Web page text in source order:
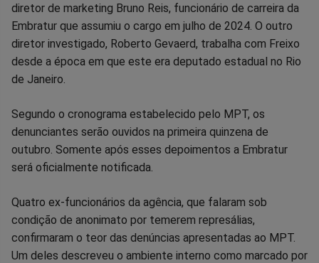
diretor de marketing Bruno Reis, funcionário de carreira da
Embratur que assumiu o cargo em julho de 2024. O outro
diretor investigado, Roberto Gevaerd, trabalha com Freixo
desde a época em que este era deputado estadual no Rio
de Janeiro.
Segundo o cronograma estabelecido pelo MPT, os
denunciantes serão ouvidos na primeira quinzena de
outubro. Somente após esses depoimentos a Embratur
será oficialmente notificada.
Quatro ex-funcionários da agência, que falaram sob
condição de anonimato por temerem represálias,
confirmaram o teor das denúncias apresentadas ao MPT.
Um deles descreveu o ambiente interno como marcado por